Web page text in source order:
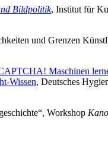
Bildpolitik, Institut für
und Grenzen
Maschinen
Wissen, Deutsches
Workshop